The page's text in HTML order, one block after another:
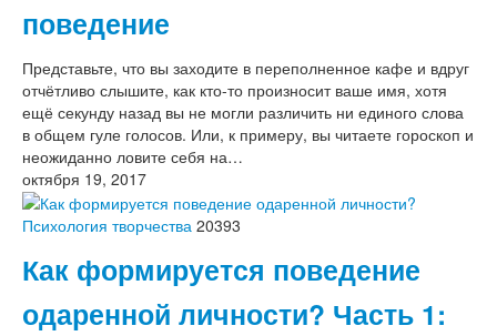
поведение
Представьте, что вы заходите в переполненное кафе и вдруг
отчётливо слышите, как кто-то произносит ваше имя, хотя
ещё секунду назад вы не могли различить ни единого слова
в общем гуле голосов. Или, к примеру, вы читаете гороскоп и
неожиданно ловите себя на…
октября 19, 2017
Психология творчества 20393
Как формируется поведение
одаренной личности? Часть 1: